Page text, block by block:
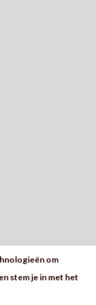
om
stem je in met het